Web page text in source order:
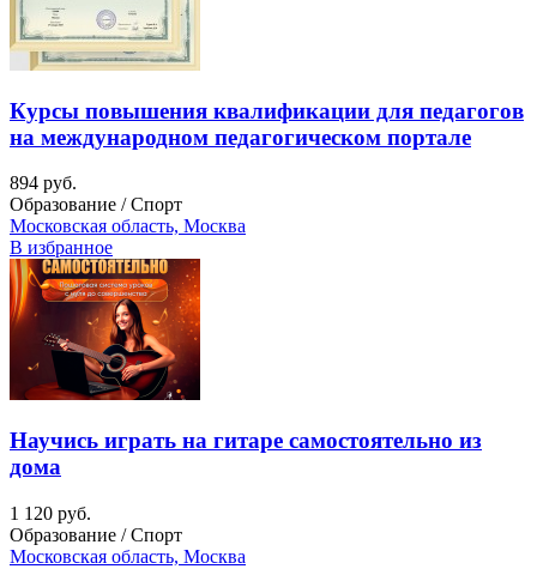
Курсы повышения квалификации для педагогов
на международном педагогическом портале
894 руб.
Образование / Спорт
Московская область, Москва
В избранное
Научись играть на гитаре самостоятельно из
дома
1 120 руб.
Образование / Спорт
Московская область, Москва